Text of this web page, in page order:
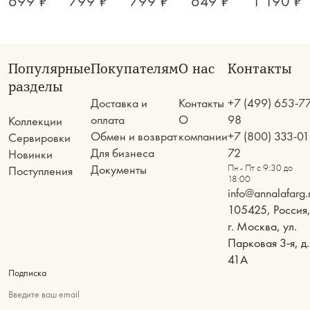
Популярные
разделы
Коллекции
Сервировки
Новинки
Поступления
Покупателям
Доставка и
оплата
Обмен и возврат
Для бизнеса
Документы
О нас
Контакты
О
компании
Контакты
+7 (499) 653-
98
+7 (800) 333-
72
Пн - Пт с 9:30 до
18:00
105425, Россия,
г. Москва, ул.
Парковая 3-я, д.
41А
Подписка
Введите ваш email